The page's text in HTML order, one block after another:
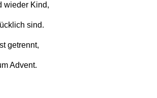
wieder Kind,
sind.
getrennt,
Advent.